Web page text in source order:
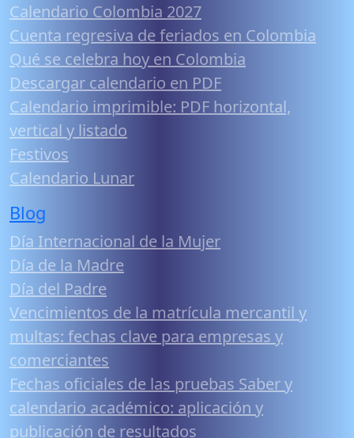
Calendario Colombia 2027
Cuenta regresiva de feriados en Colombia
Qué se celebra hoy en Colombia
Descargar calendario en PDF
Calendario imprimible: PDF horizontal,
vertical y listado
Festivos
Calendario Lunar
Blog
Día Internacional de la Mujer
Día de la Madre
Día del Padre
Vencimientos de la matrícula mercantil y
multas: fechas clave para empresas y
comerciantes
Fechas oficiales de las pruebas Saber y
calendario académico: aplicación y
publicación de resultados